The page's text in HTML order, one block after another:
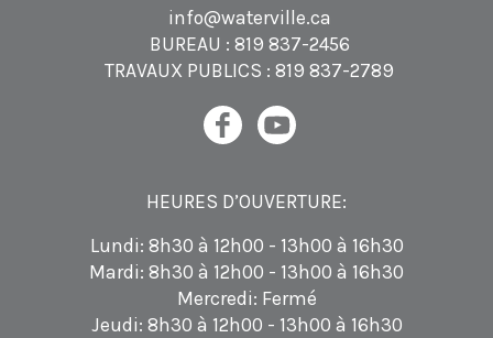
info@waterville.ca
BUREAU : 819 837-2456
TRAVAUX PUBLICS : 819 837-2789
HEURES D’OUVERTURE:
Lundi: 8h30 à 12h00 - 13h00 à 16h30
Mardi: 8h30 à 12h00 - 13h00 à 16h30
Mercredi: Fermé
Jeudi: 8h30 à 12h00 - 13h00 à 16h30